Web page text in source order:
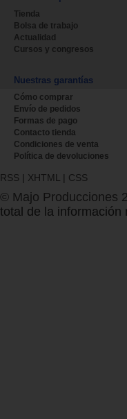
Tienda
Bolsa de trabajo
Actualidad
Cursos y congresos
Nuestras garantías
Cómo comprar
Envío de pedidos
Formas de pago
Contacto tienda
Condiciones de venta
Política de devoluciones
RSS | XHTML | CSS
© Majo Producciones
total de la información